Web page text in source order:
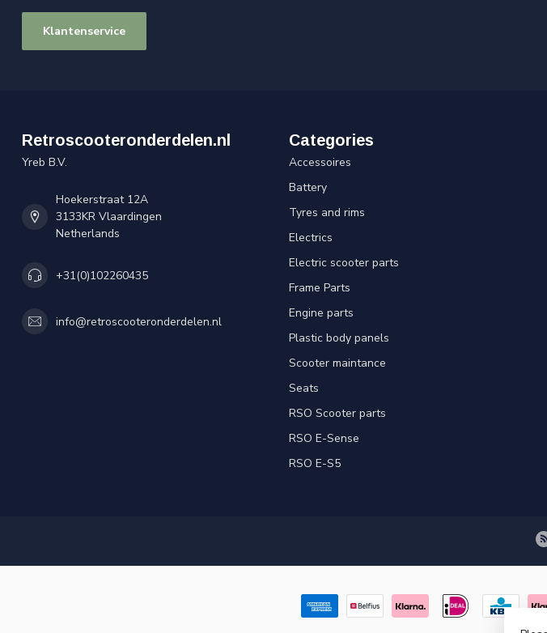
Klantenservice
Retroscooteronderdelen.nl
Yreb B.V.
Hoekerstraat 12A
3133KR Vlaardingen
Netherlands
+31(0)102260435
info@retroscooteronderdelen.nl
Categories
Accessoires
Battery
Tyres and rims
Electrics
Electric scooter parts
Frame Parts
Engine parts
Plastic body panels
Scooter maintance
Seats
RSO Scooter parts
RSO E-Sense
RSO E-S5